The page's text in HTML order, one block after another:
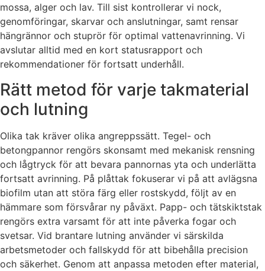
mossa, alger och lav. Till sist kontrollerar vi nock,
genomföringar, skarvar och anslutningar, samt rensar
hängrännor och stuprör för optimal vattenavrinning. Vi
avslutar alltid med en kort statusrapport och
rekommendationer för fortsatt underhåll.
Rätt metod för varje takmaterial
och lutning
Olika tak kräver olika angreppssätt. Tegel- och
betongpannor rengörs skonsamt med mekanisk rensning
och lågtryck för att bevara pannornas yta och underlätta
fortsatt avrinning. På plåttak fokuserar vi på att avlägsna
biofilm utan att störa färg eller rostskydd, följt av en
hämmare som försvårar ny påväxt. Papp- och tätskiktstak
rengörs extra varsamt för att inte påverka fogar och
svetsar. Vid brantare lutning använder vi särskilda
arbetsmetoder och fallskydd för att bibehålla precision
och säkerhet. Genom att anpassa metoden efter material,